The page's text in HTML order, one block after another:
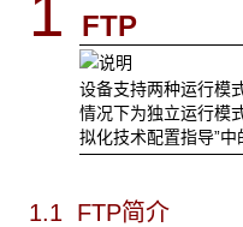
FTP
设备支持两种运行模
情况下为独立运行模
拟化技术配置指导”中
1.1 FTP简介